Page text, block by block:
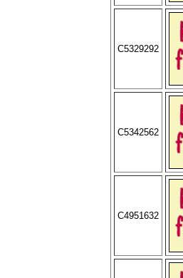
C5329292
C5342562
C4951632